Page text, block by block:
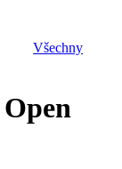
Všechny